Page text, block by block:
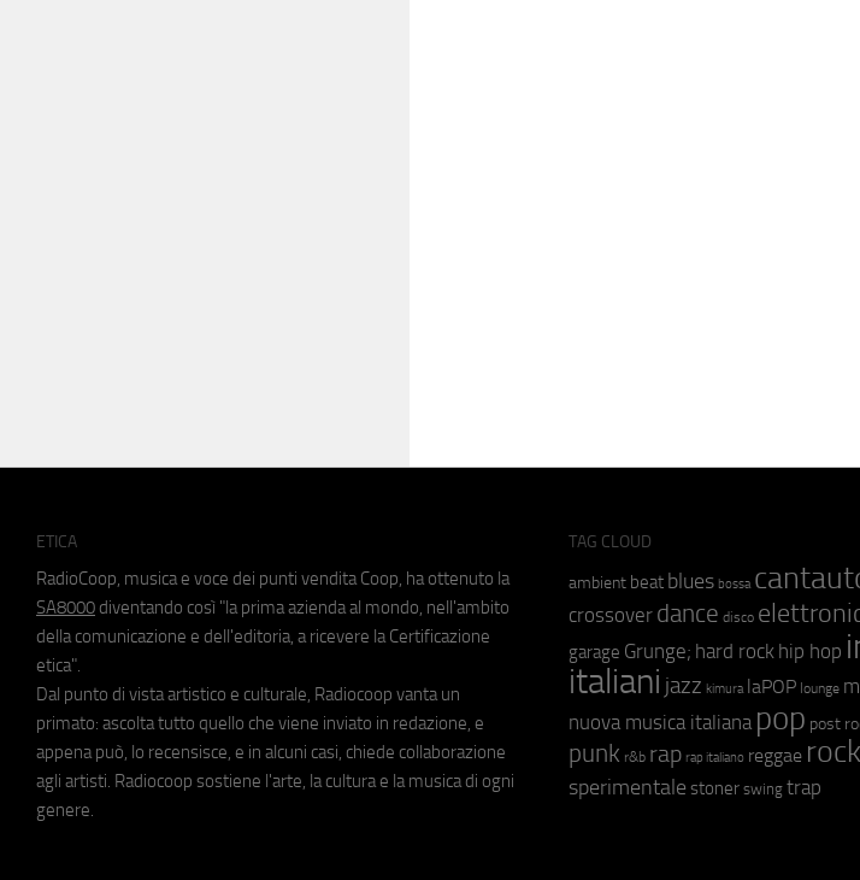
ETICA
RadioCoop, musica e voce dei punti vendita Coop, ha ottenuto la
SA8000 diventando così "la prima azienda al mondo, nell'ambito
della comunicazione e dell'editoria, a ricevere la Certificazione
etica".
Dal punto di vista artistico e culturale, Radiocoop vanta un
primato: ascolta tutto quello che viene inviato in redazione, e
appena può, lo recensisce, e in alcuni casi, chiede collaborazione
agli artisti. Radiocoop sostiene l'arte, la cultura e la musica di ogni
genere.
TAG CLOUD
ambient beat blues bossa
crossover dance disco
garage Grunge; hard rock hip hop
italiani jazz kimura laPOP lounge
nuova musica italiana pop post
punk r&b rap rap italiano reggae rock
sperimentale stoner swing trap